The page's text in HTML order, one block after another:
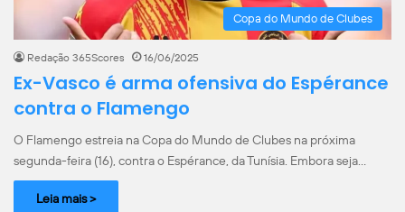
Copa do Mundo de Clubes
Redação 365Scores 16/06/2025
Ex-Vasco é arma ofensiva do Espérance
contra o Flamengo
O Flamengo estreia na Copa do Mundo de Clubes na próxima
segunda-feira (16), contra o Espérance, da Tunísia. Embora seja…
Leia mais >